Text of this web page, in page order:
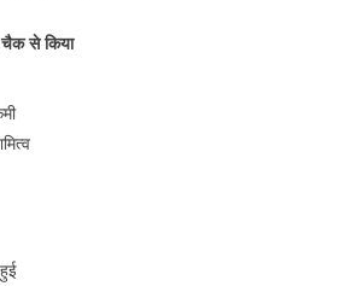
चैक से किया